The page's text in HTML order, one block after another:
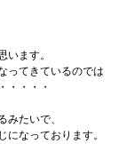
います。
ってきているのでは
・・・・
みたいで、
なっております。